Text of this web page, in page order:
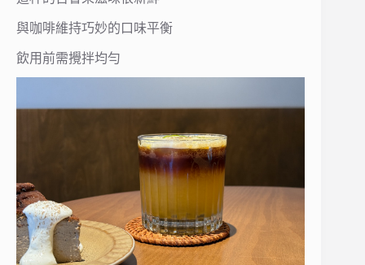
與咖啡維持巧妙的口味平衡
飲用前需攪拌均勻